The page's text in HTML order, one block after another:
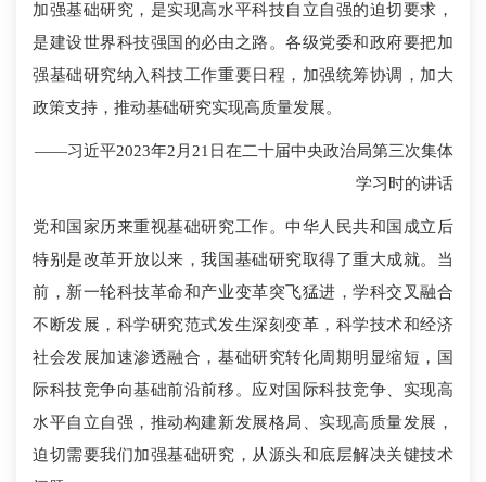
加强基础研究，是实现高水平科技自立自强的迫切要求，
是建设世界科技强国的必由之路。各级党委和政府要把加
强基础研究纳入科技工作重要日程，加强统筹协调，加大
政策支持，推动基础研究实现高质量发展。
——习近平2023年2月21日在二十届中央政治局第三次集体
学习时的讲话
党和国家历来重视基础研究工作。中华人民共和国成立后
特别是改革开放以来，我国基础研究取得了重大成就。当
前，新一轮科技革命和产业变革突飞猛进，学科交叉融合
不断发展，科学研究范式发生深刻变革，科学技术和经济
社会发展加速渗透融合，基础研究转化周期明显缩短，国
际科技竞争向基础前沿前移。应对国际科技竞争、实现高
水平自立自强，推动构建新发展格局、实现高质量发展，
迫切需要我们加强基础研究，从源头和底层解决关键技术